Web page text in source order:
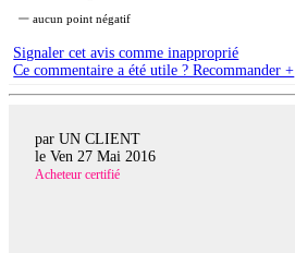
aucun point négatif
Signaler cet avis comme inapproprié
Ce commentaire a été utile ? Recommander +
par UN CLIENT
le Ven 27 Mai 2016
Acheteur certifié